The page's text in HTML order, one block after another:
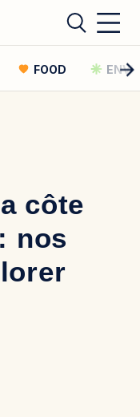
FOOD
aider ?
côte
nos